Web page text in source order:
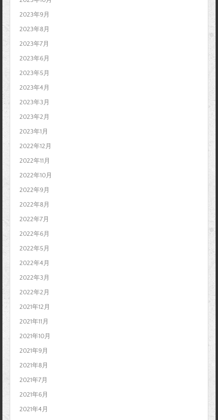
2023年9月
2023年8月
2023年7月
2023年6月
2023年5月
2023年4月
2023年3月
2023年2月
2023年1月
2022年12月
2022年11月
2022年10月
2022年9月
2022年8月
2022年7月
2022年6月
2022年5月
2022年4月
2022年3月
2022年2月
2021年12月
2021年11月
2021年10月
2021年9月
2021年8月
2021年7月
2021年6月
2021年4月